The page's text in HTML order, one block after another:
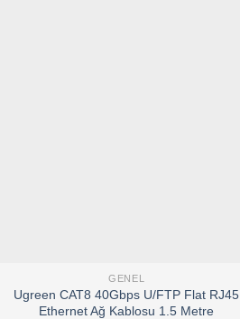
GENEL
Ugreen CAT8 40Gbps U/FTP Flat RJ45
Ethernet Ağ Kablosu 1.5 Metre